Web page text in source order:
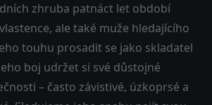
zhruba patnáct let období
ale také muže hledajícího
touhu prosadit se jako skladatel
boj udržet si své důstojné
– často závistivé, úzkoprsé a